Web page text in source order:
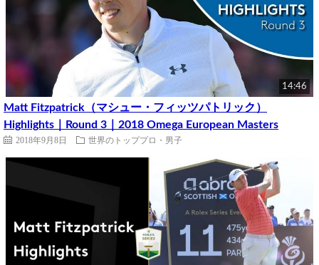
14:46
Matt Fitzpatrick（マシュー・フィッツパトリック）
Highlights｜Round 3｜2018 Omega European Masters
2018年9月8日 世界のトッププロ・男子